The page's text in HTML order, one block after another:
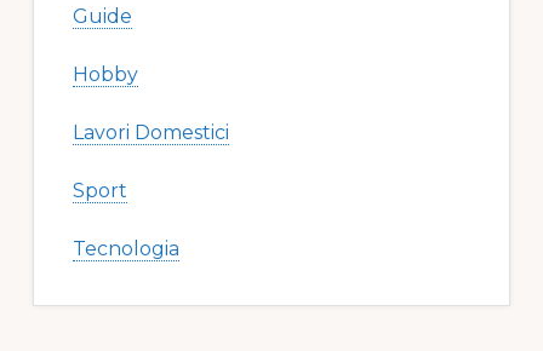
Guide
Hobby
Lavori Domestici
Sport
Tecnologia